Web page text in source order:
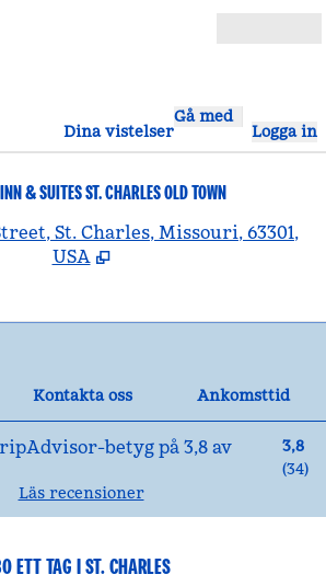
Dina vistelser
Gå med
Logga in
& SUITES ST. CHARLES OLD TOWN
St. Charles, Missouri, 63301,
USA
Kontakta oss
Ankomsttid
3,8
(34)
Läs recensioner
ETT TAG I ST. CHARLES